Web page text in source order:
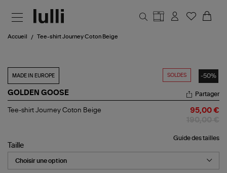
Accueil Tee-shirt Journey Coton Beige
SOLDES -50%
MADE IN EUROPE
GOLDEN GOOSE
Tee-
Beige
Partager
Tee-shirt Journey Coton Beige 95,00 €
Guide des tailles
Taille